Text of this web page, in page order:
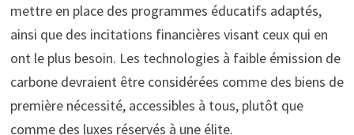
mettre en place des programmes éducatifs adaptés,
ainsi que des incitations financières visant ceux qui en
ont le plus besoin. Les technologies à faible émission de
carbone devraient être considérées comme des biens de
première nécessité, accessibles à tous, plutôt que
comme des luxes réservés à une élite.